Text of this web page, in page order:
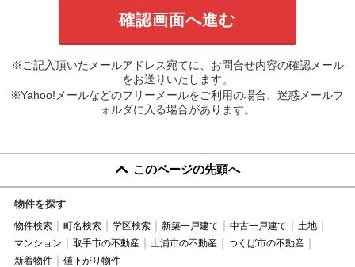
※ご記入頂いたメールアドレス宛てに、お問合せ内容の確認メール
をお送りいたします。
※Yahoo!メールなどのフリーメールをご利用の場合、迷惑メールフ
ォルダに入る場合があります。
このページの先頭へ
物件を探す
物件検索 町名検索 学区検索 新築一戸建て 中古一戸建て
土地
マンション
取手市の不動産 土浦市の不動産
つくば市の不動産
新着物件
値下がり物件